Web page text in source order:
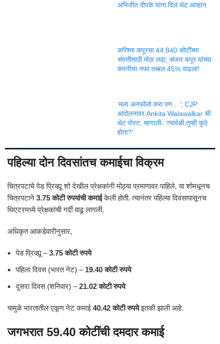
अभिजीत दीपके यांना दिलं थेट आव्हान
करिश्मा कपूरचा 44,840 कोटींच्या
संपत्तीसाठी मोठा लढा; संजय कपूर यांच्या
कंपनीचा नफा तब्बल 45% वाढला!
‘मला अनफॉलो करा पण…’; CJP
आंदोलनावर Ankita Walawalkar ची
थेट पोस्ट, म्हणाली- ‘त्यावेळी तुम्ही कुठे
होता?’
पहिल्या दोन दिवसांतच कमाईचा विक्रम
चित्रपटाचे पेड प्रिव्ह्यू शो देखील प्रेक्षकांनी मोठ्या प्रमाणावर पाहिले. या शोमधूनच
चित्रपटाने 3.75 कोटी रुपयांची कमाईकेली होती. त्यानंतर पहिल्या दिवसापासूनच
थिएटरमध्ये प्रेक्षकांची गर्दी वाढू लागली.
अधिकृत आकडेवारीनुसार,
पेड प्रिव्ह्यू –3.75 कोटी रुपये
पहिला दिवस (भारत नेट) – 19.40 कोटी रुपये
दुसरा दिवस (शनिवार) –21.02 कोटी रुपये
यामुळे भारतातील एकूण नेट कमाई 40.42 कोटी रुपयेइतकी झाली आहे.
जगभरात 59.40 कोटींची दमदार कमाई